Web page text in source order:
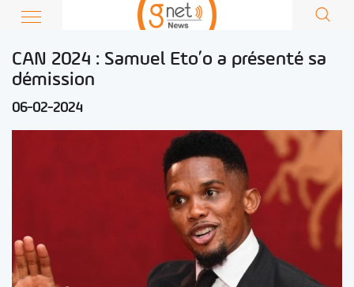
CAN 2024 : Samuel Eto’o a présenté sa
démission
06-02-2024